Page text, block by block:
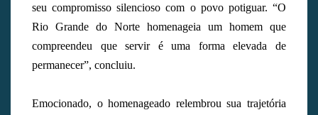
seu compromisso silencioso com o povo potiguar. “O
Rio Grande do Norte homenageia um homem que
compreendeu que servir é uma forma elevada de
permanecer”, concluiu.
Emocionado, o homenageado relembrou sua trajetória